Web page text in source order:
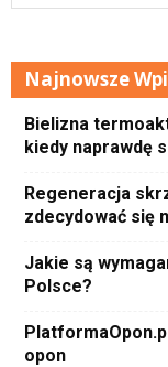
Najnowsze
Bielizna
kiedy naprawdę
Regeneracja
zdecydować się
Jakie są
Polsce?
opon